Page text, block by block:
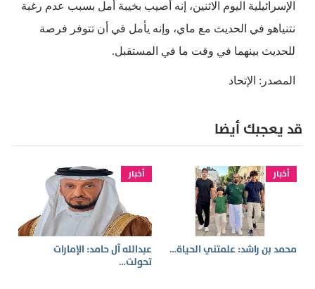
الإسرائيلية اليوم الاثنين، إنه أصيب بخيبة أمل بسبب عدم رغبة
نتنياهو في الحديث مع ماي، وإنه يأمل في أن تتوفر فرصة
للحديث بينهما في وقت ما في المستقبل.
المصدر: الإتحاد
قد يعجبك أيضا
أخبار
محمد بن راشد: علمتني الحياة…
أخبار
عبدالله آل حامد: الإمارات
تحولت…